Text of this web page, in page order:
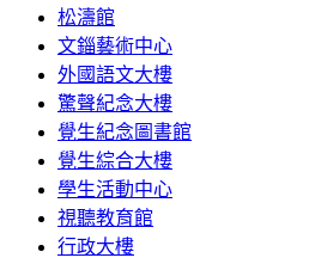
松濤館
文錙藝術中心
外國語文大樓
驚聲紀念大樓
覺生紀念圖書館
覺生綜合大樓
學生活動中心
視聽教育館
行政大樓